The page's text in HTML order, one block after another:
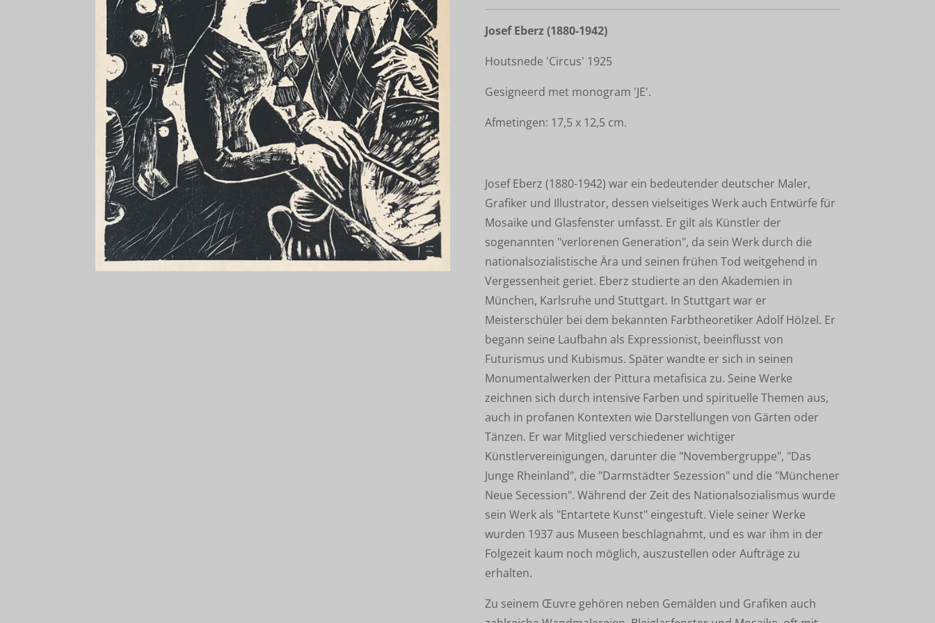
Josef Eberz (1880-1942)
Houtsnede 'Circus' 1925
Gesigneerd met monogram 'JE'.
Afmetingen: 17,5 x 12,5 cm.
Josef Eberz (1880-1942) war ein bedeutender deutscher Maler,
Grafiker und Illustrator, dessen vielseitiges Werk auch Entwürfe für
Mosaike und Glasfenster umfasst. Er gilt als Künstler der
sogenannten "verlorenen Generation", da sein Werk durch die
nationalsozialistische Ära und seinen frühen Tod weitgehend in
Vergessenheit geriet. Eberz studierte an den Akademien in
München, Karlsruhe und Stuttgart. In Stuttgart war er
Meisterschüler bei dem bekannten Farbtheoretiker Adolf Hölzel. Er
begann seine Laufbahn als Expressionist, beeinflusst von
Futurismus und Kubismus. Später wandte er sich in seinen
Monumentalwerken der Pittura metafisica zu. Seine Werke
zeichnen sich durch intensive Farben und spirituelle Themen aus,
auch in profanen Kontexten wie Darstellungen von Gärten oder
Tänzen. Er war Mitglied verschiedener wichtiger
Künstlervereinigungen, darunter die "Novembergruppe", "Das
Junge Rheinland", die "Darmstädter Sezession" und die "Münchener
Neue Secession". Während der Zeit des Nationalsozialismus wurde
sein Werk als "Entartete Kunst" eingestuft. Viele seiner Werke
wurden 1937 aus Museen beschlagnahmt, und es war ihm in der
Folgezeit kaum noch möglich, auszustellen oder Aufträge zu
erhalten.
Zu seinem Œuvre gehören neben Gemälden und Grafiken auch